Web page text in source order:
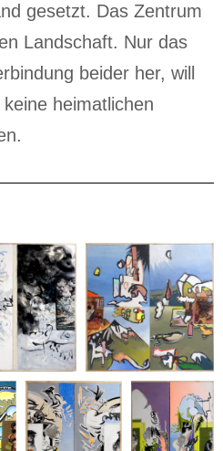
gesetzt. Das Zentrum
Landschaft. Nur das
beider her, will
heimatlichen